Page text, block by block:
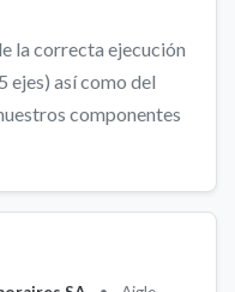
la correcta ejecución
ejes) así como del
componentes